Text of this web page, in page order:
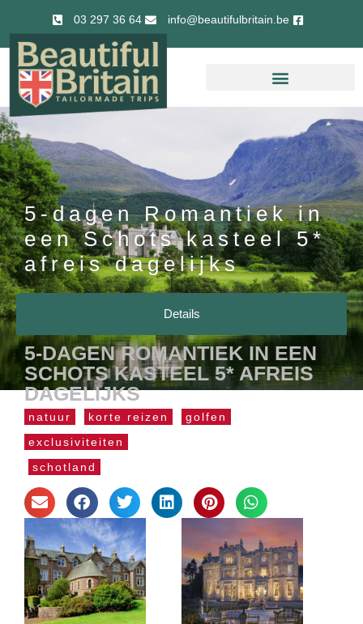
03 297 36 64 info@beautifulbritain.be
5-dagen Romantiek in
een Schots kasteel 5*
afreis dagelijks
Details
5-DAGEN ROMANTIEK IN EEN
SCHOTS KASTEEL 5* AFREIS
DAGELIJKS
natuur korte reizen
golfen
exclusiviteiten
schotland